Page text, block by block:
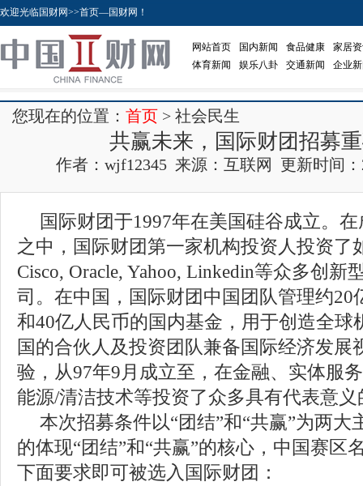
欢迎光临国财网>>首页—国财网！
网站首页 国内新闻 食品健康
家居
体育新闻
娱乐八卦 交通新闻 企业
您现在的位置： 首页 > 社会民生
共赢未来，国际财团招募
作者：wjf12345 来源：互联网 更新时间：
国际财团于1997年在美国硅谷成立。
之中，国际财团第一家机构投资人投资了
Cisco, Oracle, Yahoo, Linkedin等众多创新
司。在中国，国际财团中国团队管理约20
和40亿人民币的国内基金，用于创造全球
国的合伙人及投资团队兼备国际经济发展
验，从97年9月成立至，在金融、实体服
能源/清洁技术等投资了众多具有代表意
本次招募条件以“团结”和“共赢”为两大
的体现“团结”和“共赢”的核心，中国赛区
下面要求即可被选入国际财团：